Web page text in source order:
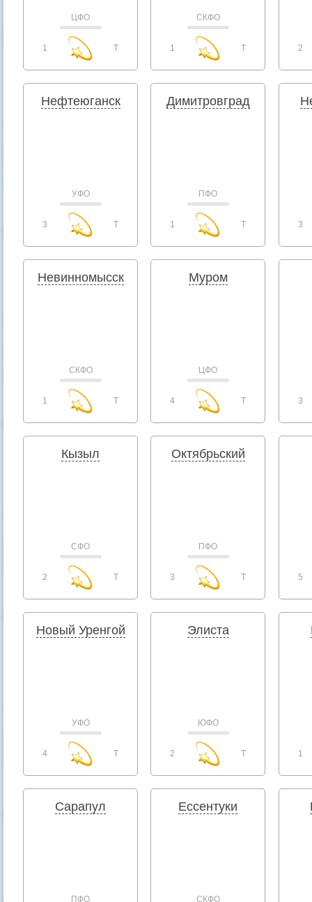
ЦФО
1 T
СКФО
1 T 2
Нефтеюганск
УФО
3 T
Димитровград
ПФО
1 T 3
Невинномысск
СКФО
1 T
Муром
ЦФО
4 T 3
Кызыл
СФО
2 T
Октябрьский
ПФО
3 T 5
Новый Уренгой
УФО
4 T
Элиста
ЮФО
2 T 1
Сарапул
ПФО
Ессентуки
СКФО